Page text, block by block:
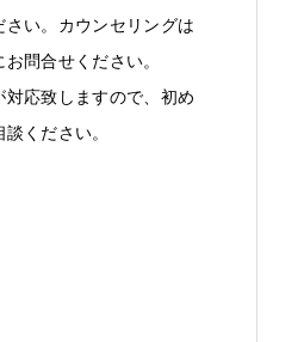
さい。カウンセリングは
問合せください。
応致しますので、初め
ください。